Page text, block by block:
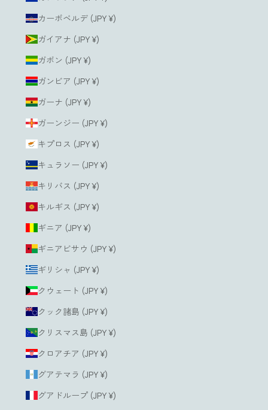
カーボベルデ (JPY ¥)
ガイアナ (JPY ¥)
ガボン (JPY ¥)
ガンビア (JPY ¥)
ガーナ (JPY ¥)
ガーンジー (JPY ¥)
キプロス (JPY ¥)
キュラソー (JPY ¥)
キリバス (JPY ¥)
キルギス (JPY ¥)
ギニア (JPY ¥)
ギニアビサウ (JPY ¥)
ギリシャ (JPY ¥)
クウェート (JPY ¥)
クック諸島 (JPY ¥)
クリスマス島 (JPY ¥)
クロアチア (JPY ¥)
グアテマラ (JPY ¥)
グアドループ (JPY ¥)